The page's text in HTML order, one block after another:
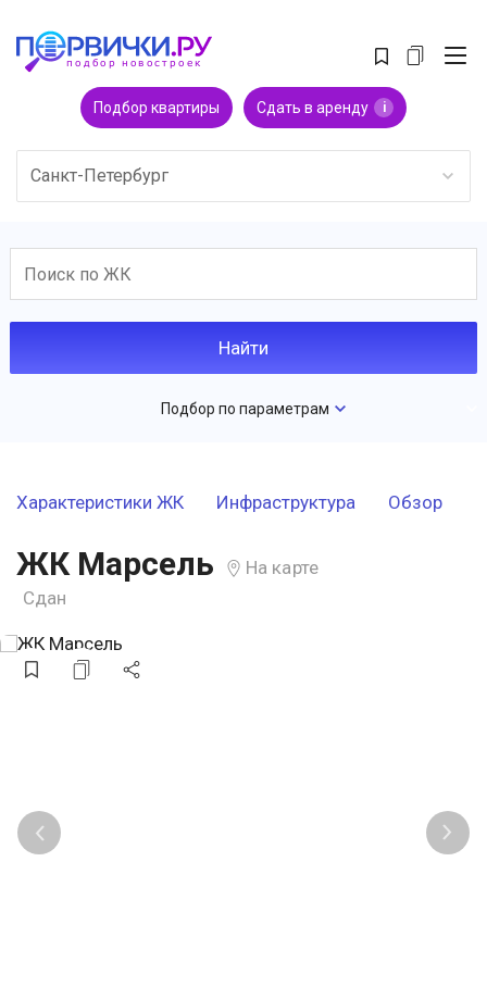
Подбор квартиры Сдать в аренду i
Санкт-Петербург
Подбор по параметрам
Характеристики ЖК Инфраструктура Обзор
ЖК Марсель
На карте
Сдан